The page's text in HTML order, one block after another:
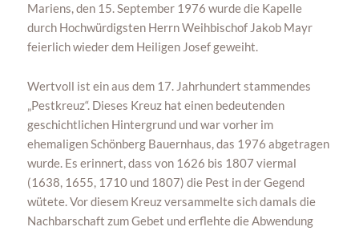
Mariens, den 15. September 1976 wurde die Kapelle
durch Hochwürdigsten Herrn Weihbischof Jakob Mayr
feierlich wieder dem Heiligen Josef geweiht.
Wertvoll ist ein aus dem 17. Jahrhundert stammendes
„Pestkreuz“. Dieses Kreuz hat einen bedeutenden
geschichtlichen Hintergrund und war vorher im
ehemaligen Schönberg Bauernhaus, das 1976 abgetragen
wurde. Es erinnert, dass von 1626 bis 1807 viermal
(1638, 1655, 1710 und 1807) die Pest in der Gegend
wütete. Vor diesem Kreuz versammelte sich damals die
Nachbarschaft zum Gebet und erflehte die Abwendung